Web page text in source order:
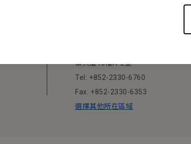
業大廈10樓A-2室
Tel: +852-2330-6760
Fax: +852-2330-6353
選擇其他所在區域